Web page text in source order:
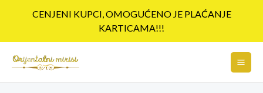
CENJENI KUPCI, OMOGUĆENO JE PLAĆANJE
KARTICAMA!!!